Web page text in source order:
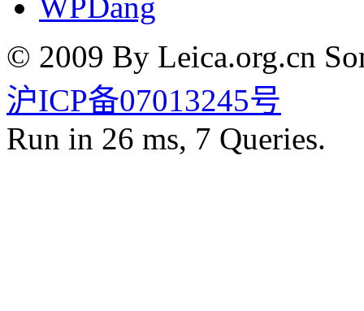
WPDang
© 2009 By Leica.org.cn
沪ICP备07013245号
Run in 26 ms, 7 Queries.